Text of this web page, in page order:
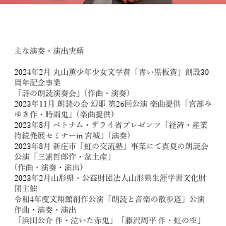
主な演奏・演出実績
2024年2月 丸山薫少年少女文学賞「青い黒板賞」創設30
周年記念事業
「詩の朗読演奏会」(作曲・演奏)
2023年11月 朗読の会 幻耶 第26回公演 楽曲提供「宮部み
ゆき作・時雨鬼」(楽曲提供)
2023年8月 ベトナム・ザライ省プレゼンツ「経済・産業
持続発展セミナーin 宮城」(演奏)
2023年8月 新庄市「虹の交流塾」事業にて真夏の朗読会
公演「三浦哲郎作・盆土産」
(作曲・演奏・演出)
2023年2月山形県・公益財団法人山形県生涯学習文化財
団主催
令和4年度文翔館創作公演「朗読と音楽の散歩道」公演
作曲・演奏・演出
「浜田公介 作・泣いた赤鬼」「藤沢周平 作・虹の空」